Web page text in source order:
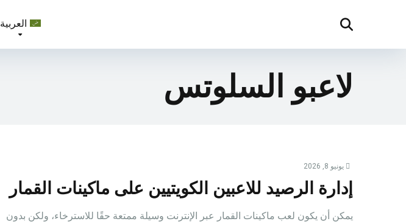
العربية
لاعبو السلوتس
يونيو 8, 2026
إدارة الرصيد للاعبين الكويتيين على ماكينات القمار
يمكن أن يكون لعب ماكينات القمار عبر الإنترنت وسيلة ممتعة حقًا للاسترخاء، ولكن بدون